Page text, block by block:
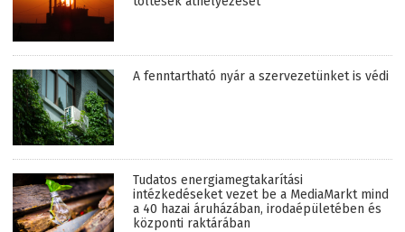
A fenntartható nyár a szervezetünket is védi
Tudatos energiamegtakarítási
intézkedéseket vezet be a MediaMarkt mind
a 40 hazai áruházában, irodaépületében és
központi raktárában